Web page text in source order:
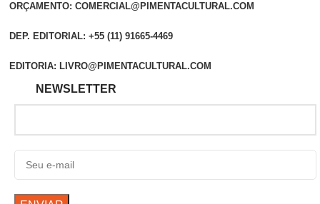
ORÇAMENTO: COMERCIAL@PIMENTACULTURAL.COM
DEP. EDITORIAL: +55 (11) 91665-4469
EDITORIA: LIVRO@PIMENTACULTURAL.COM
NEWSLETTER